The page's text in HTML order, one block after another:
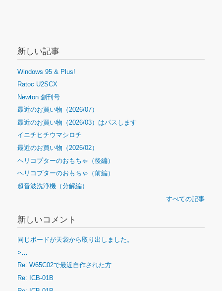
新しい記事
Windows 95 & Plus!
Ratoc U2SCX
Newton 創刊号
最近のお買い物（2026/07）
最近のお買い物（2026/03）はパスします
イニチヒチウマシロチ
最近のお買い物（2026/02）
ヘリコプターのおもちゃ（後編）
ヘリコプターのおもちゃ（前編）
超音波洗浄機（分解編）
すべての記事
新しいコメント
同じボードが天袋から取り出しました。
>…
Re: W65C02で最近自作された方
Re: ICB-01B